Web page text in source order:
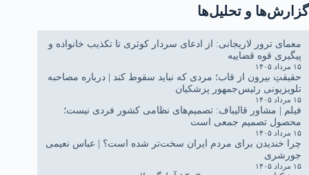
گزارش‌ها و تحلیل‌ها
معمای ترور لاریجانی: از ادعای سردار کوثری تا تکذیب خانواده و
پیگیری قوه قضاییه
۱۵ مرداد ۱۴۰۵
حقیقتِ بیرون از قاب؛ مردی که نباید سقوط کند | درباره مصاحبه
تلویزیونی رئیس‌جمهور پزشکیان
۱۵ مرداد ۱۴۰۵
فیلم | مشاور قالیباف: تصمیم‌های نظامی کشور فردی نیست؛
محصول تصمیم جمعی است
۱۵ مرداد ۱۴۰۵
چرا خندیدن برای مردم ایران سخت‌تر شده است؟ | عباس نعیمی
جورشری
۱۵ مرداد ۱۴۰۵